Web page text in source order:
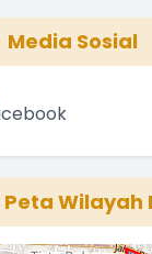
Media Sosial
Peta Wilayah